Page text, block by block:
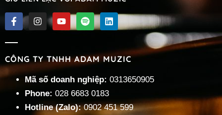
CÔNG TY TNHH ADAM MUZIC
Mã số doanh nghiệp: 0313650905
Phone: 028 6683 0183
Hotline (Zalo):0902 451 599